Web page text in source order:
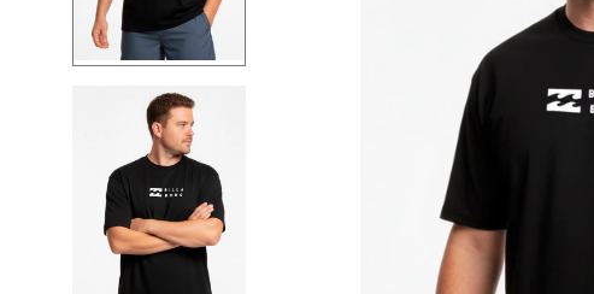
jaqueta
8º
mochila